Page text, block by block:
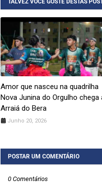
TALVEZ VOCÊ GOSTE DESTAS
Amor que nasceu na quadrilha
Nova Junina do Orgulho chega
Arraiá do Bera
Junho 20, 2026
POSTAR UM COMENTÁRIO
0 Comentários